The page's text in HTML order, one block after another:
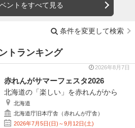
ントをすべて見る
条件を変更して検索
トランキング
2026年8月7日
赤れんがサマーフェスタ2026
北海道の「楽しい」を赤れんがから
北海道
北海道庁旧本庁舎（赤れんが庁舎）
2026年7月5日(日)～9月12日(土)